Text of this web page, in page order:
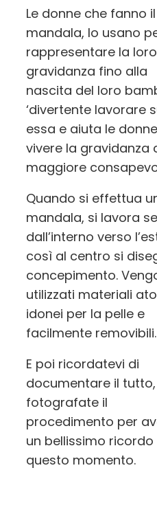
Le donne che fanno il
mandala, lo usano
rappresentare la loro
gravidanza fino alla
nascita del loro
‘divertente lavorare
essa e aiuta le
vivere la gravidanza
maggiore
Quando si effettua
mandala, si lavora
dall’interno verso
così al centro si
concepimento.
utilizzati materiali
idonei per la pelle e
facilmente removibili.
E poi ricordatevi di
documentare il tutto,
fotografate il
procedimento per
un bellissimo ricordo
questo momento.